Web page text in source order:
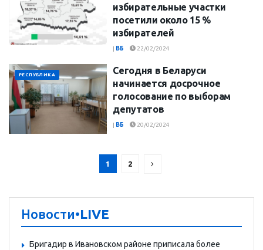
избирательные участки
посетили около 15 %
избирателей
| ВБ 22/02/2024
РЕСПУБЛИКА
Сегодня в Беларуси
начинается досрочное
голосование по выборам
депутатов
| ВБ 20/02/2024
1 2
Новости•LIVE
Бригадир в Ивановском районе приписала более